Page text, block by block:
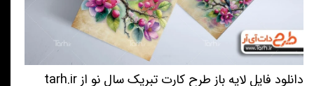
دانلود فایل لایه باز طرح کارت تبریک سال نو از tarh.ir